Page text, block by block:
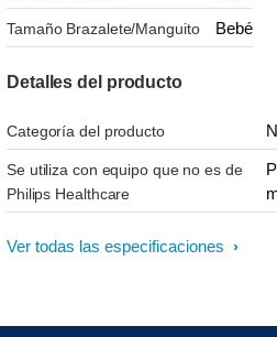
Tamaño Brazalete/Manguito Bebé
Detalles del producto
Categoría del producto
Se utiliza con equipo que no es de
Philips Healthcare
Ver todas las especificaciones